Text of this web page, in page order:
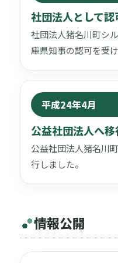
社団法人として認
社団法人猪名川町シ
庫県知事の認可を受け
平成24年4月
公益社団法人へ移
公益社団法人猪名川
行しました。
情報公開